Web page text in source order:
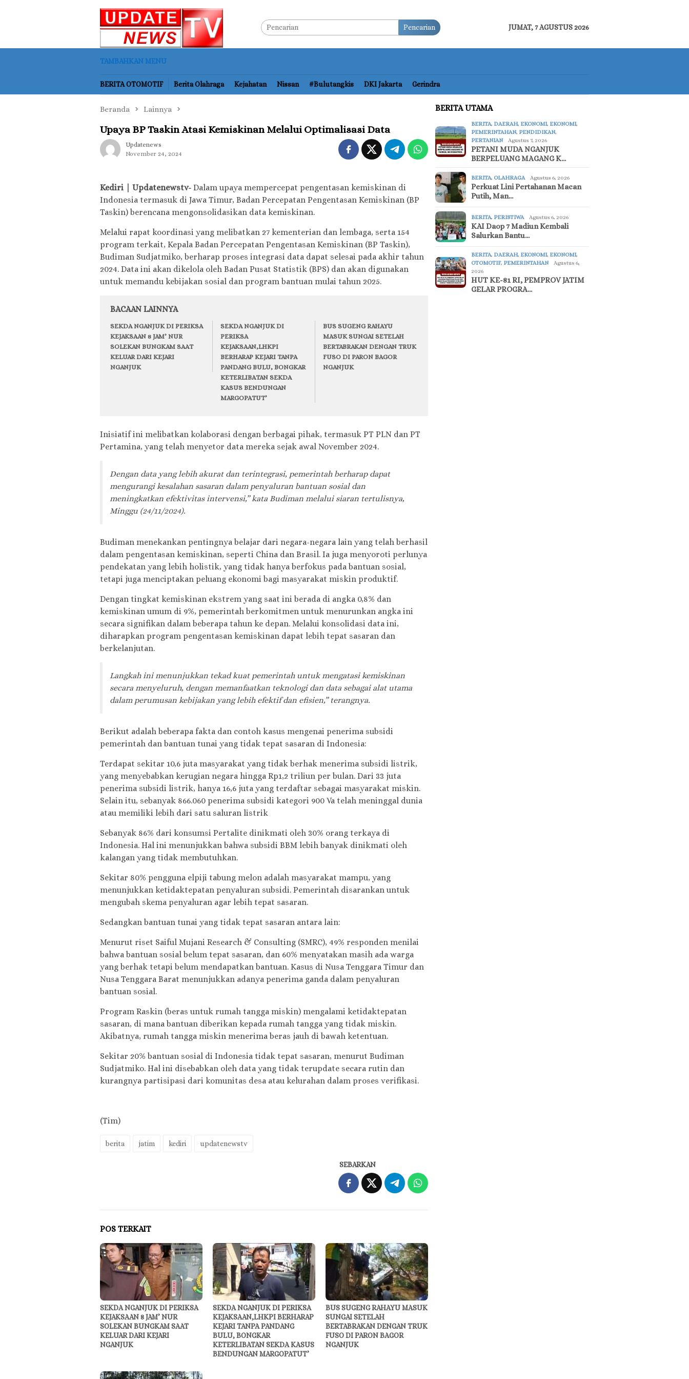
Pencarian JUMAT, 7 AGUSTUS 2026
TAMBAHKAN MENU
BERITA OTOMOTIF Berita Olahraga Kejahatan Nissan #bulutangkis DKI Jakarta Gerindra
Beranda Lainnya
Upaya BP Taskin Atasi Kemiskinan Melalui Optimalisasi Data
Updatenews
November 24, 2024
Kediri | Updatenewstv- Dalam upaya mempercepat pengentasan kemiskinan di
Indonesia termasuk di Jawa Timur, Badan Percepatan Pengentasan Kemiskinan (BP
Taskin) berencana mengonsolidasikan data kemiskinan.
Melalui rapat koordinasi yang melibatkan 27 kementerian dan lembaga, serta 154
program terkait, Kepala Badan Percepatan Pengentasan Kemiskinan (BP Taskin),
Budiman Sudjatmiko, berharap proses integrasi data dapat selesai pada akhir tahun
2024. Data ini akan dikelola oleh Badan Pusat Statistik (BPS) dan akan digunakan
untuk memandu kebijakan sosial dan program bantuan mulai tahun 2025.
BACAAN LAINNYA
SEKDA NGANJUK DI PERIKSA
KEJAKSAAN 8 JAM’ NUR
SOLEKAN BUNGKAM SAAT
KELUAR DARI KEJARI
NGANJUK
SEKDA NGANJUK DI
PERIKSA
KEJAKSAAN,LHKPI
BERHARAP KEJARI TANPA
PANDANG BULU, BONGKAR
KETERLIBATAN SEKDA
KASUS BENDUNGAN
MARGOPATUT’
BUS SUGENG RAHAYU
MASUK SUNGAI SETELAH
BERTABRAKAN DENGAN TRUK
FUSO DI PARON BAGOR
NGANJUK
Inisiatif ini melibatkan kolaborasi dengan berbagai pihak, termasuk PT PLN dan PT
Pertamina, yang telah menyetor data mereka sejak awal November 2024.
Dengan data yang lebih akurat dan terintegrasi, pemerintah berharap dapat
mengurangi kesalahan sasaran dalam penyaluran bantuan sosial dan
meningkatkan efektivitas intervensi,” kata Budiman melalui siaran tertulisnya,
Minggu (24/11/2024).
Budiman menekankan pentingnya belajar dari negara-negara lain yang telah berhasil
dalam pengentasan kemiskinan, seperti China dan Brasil. Ia juga menyoroti perlunya
pendekatan yang lebih holistik, yang tidak hanya berfokus pada bantuan sosial,
tetapi juga menciptakan peluang ekonomi bagi masyarakat miskin produktif.
Dengan tingkat kemiskinan ekstrem yang saat ini berada di angka 0,8% dan
kemiskinan umum di 9%, pemerintah berkomitmen untuk menurunkan angka ini
secara signifikan dalam beberapa tahun ke depan. Melalui konsolidasi data ini,
diharapkan program pengentasan kemiskinan dapat lebih tepat sasaran dan
berkelanjutan.
Langkah ini menunjukkan tekad kuat pemerintah untuk mengatasi kemiskinan
secara menyeluruh, dengan memanfaatkan teknologi dan data sebagai alat utama
dalam perumusan kebijakan yang lebih efektif dan efisien,” terangnya.
Berikut adalah beberapa fakta dan contoh kasus mengenai penerima subsidi
pemerintah dan bantuan tunai yang tidak tepat sasaran di Indonesia:
Terdapat sekitar 10,6 juta masyarakat yang tidak berhak menerima subsidi listrik,
yang menyebabkan kerugian negara hingga Rp1,2 triliun per bulan. Dari 33 juta
penerima subsidi listrik, hanya 16,6 juta yang terdaftar sebagai masyarakat miskin.
Selain itu, sebanyak 866.060 penerima subsidi kategori 900 Va telah meninggal dunia
atau memiliki lebih dari satu saluran listrik
Sebanyak 86% dari konsumsi Pertalite dinikmati oleh 30% orang terkaya di
Indonesia. Hal ini menunjukkan bahwa subsidi BBM lebih banyak dinikmati oleh
kalangan yang tidak membutuhkan.
Sekitar 80% pengguna elpiji tabung melon adalah masyarakat mampu, yang
menunjukkan ketidaktepatan penyaluran subsidi. Pemerintah disarankan untuk
mengubah skema penyaluran agar lebih tepat sasaran.
Sedangkan bantuan tunai yang tidak tepat sasaran antara lain:
Menurut riset Saiful Mujani Research & Consulting (SMRC), 49% responden menilai
bahwa bantuan sosial belum tepat sasaran, dan 60% menyatakan masih ada warga
yang berhak tetapi belum mendapatkan bantuan. Kasus di Nusa Tenggara Timur dan
Nusa Tenggara Barat menunjukkan adanya penerima ganda dalam penyaluran
bantuan sosial.
Program Raskin (beras untuk rumah tangga miskin) mengalami ketidaktepatan
sasaran, di mana bantuan diberikan kepada rumah tangga yang tidak miskin.
Akibatnya, rumah tangga miskin menerima beras jauh di bawah ketentuan.
Sekitar 20% bantuan sosial di Indonesia tidak tepat sasaran, menurut Budiman
Sudjatmiko. Hal ini disebabkan oleh data yang tidak terupdate secara rutin dan
kurangnya partisipasi dari komunitas desa atau kelurahan dalam proses verifikasi.
(Tim)
berita jatim kediri updatenewstv
SEBARKAN
POS TERKAIT
SEKDA NGANJUK DI PERIKSA
KEJAKSAAN 8 JAM’ NUR
SOLEKAN BUNGKAM SAAT
KELUAR DARI KEJARI
NGANJUK
SEKDA NGANJUK DI PERIKSA
KEJAKSAAN,LHKPI BERHARAP
KEJARI TANPA PANDANG
BULU, BONGKAR
KETERLIBATAN SEKDA KASUS
BENDUNGAN MARGOPATUT’
BUS SUGENG RAHAYU MASUK
SUNGAI SETELAH
BERTABRAKAN DENGAN TRUK
FUSO DI PARON BAGOR
NGANJUK
BERITA UTAMA
BERITA, DAERAH, EKONOMI, EKONOMI,
PEMERINTAHAN, PENDIDIKAN,
PERTANIAN
Agustus 7, 2026
PETANI MUDA NGANJUK
BERPELUANG MAGANG K…
BERITA, OLAHRAGA Agustus 6, 2026
Perkuat Lini Pertahanan Macan
Putih, Man…
BERITA, PERISTIWA Agustus 6, 2026
KAI Daop 7 Madiun Kembali
Salurkan Bantu…
BERITA, DAERAH, EKONOMI, EKONOMI,
OTOMOTIF, PEMERINTAHAN
Agustus 6,
2026
HUT KE-81 RI, PEMPROV JATIM
GELAR PROGRA…